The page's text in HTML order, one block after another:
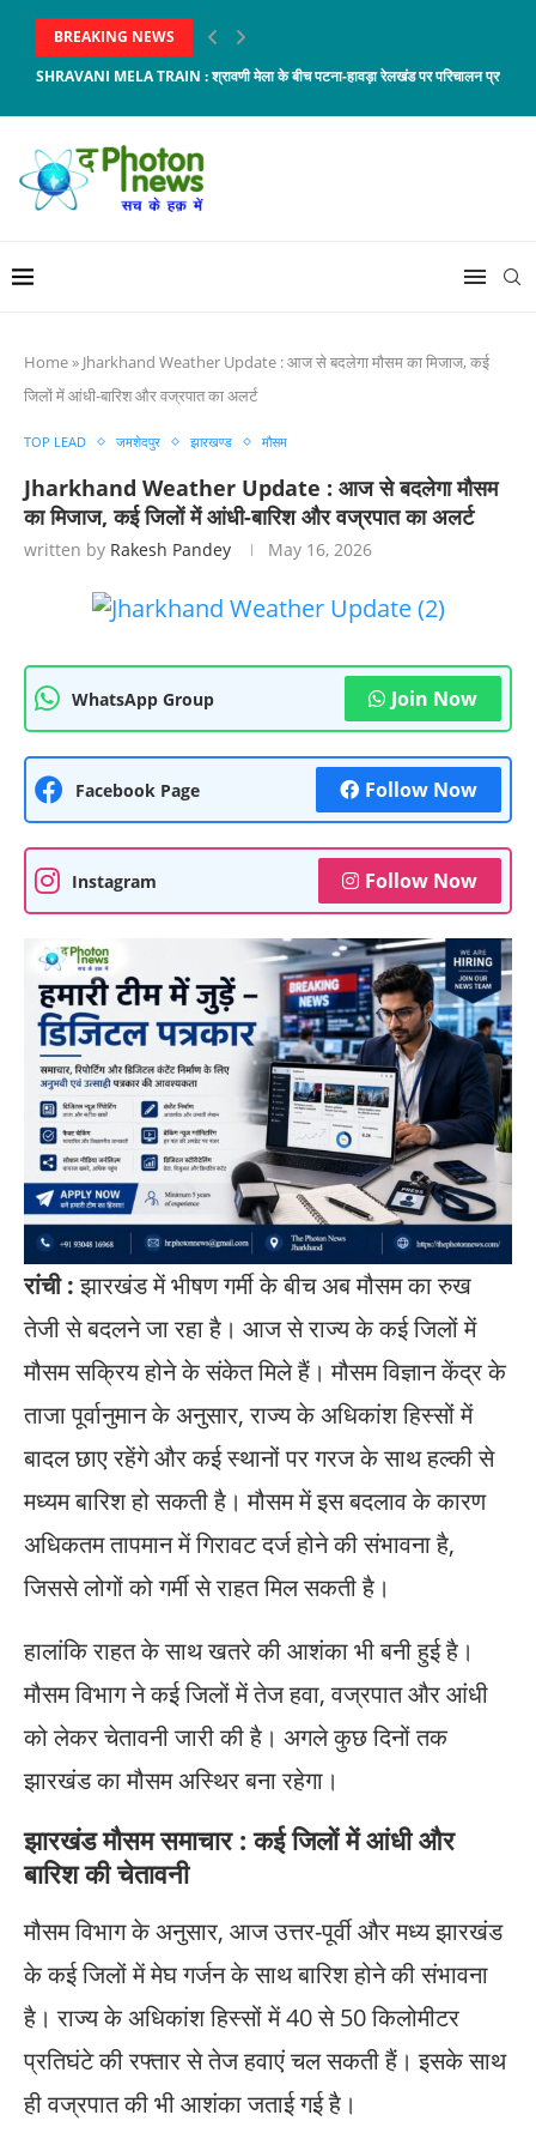
BREAKING NEWS
SHRAVANI MELA TRAIN : श्रावणी मेला के बीच पटना-हावड़ा रेलखंड पर परिचालन
Home» Jharkhand Weather Update : आज से बदलेगा मौसम का मिजाज, कई
जिलों में आंधी-बारिश और वज्रपात का अलर्ट
TOP LEAD जमशेदपुर झारखण्ड मौसम
Jharkhand Weather Update : आज से बदलेगा मौसम
का मिजाज, कई जिलों में आंधी-बारिश और वज्रपात का अलर्ट
written by Rakesh Pandey May 16, 2026
WhatsApp Group Join Now
Facebook Page Follow Now
Instagram Follow Now
रांची :झारखंड में भीषण गर्मी के बीच अब मौसम का रुख
तेजी से बदलने जा रहा है। आज से राज्य के कई जिलों में
मौसम सक्रिय होने के संकेत मिले हैं। मौसम विज्ञान केंद्र के
ताजा पूर्वानुमान के अनुसार, राज्य के अधिकांश हिस्सों में
बादल छाए रहेंगे और कई स्थानों पर गरज के साथ हल्की से
मध्यम बारिश हो सकती है। मौसम में इस बदलाव के कारण
अधिकतम तापमान में गिरावट दर्ज होने की संभावना है,
जिससे लोगों को गर्मी से राहत मिल सकती है।
हालांकि राहत के साथ खतरे की आशंका भी बनी हुई है।
मौसम विभाग ने कई जिलों में तेज हवा, वज्रपात और आंधी
को लेकर चेतावनी जारी की है। अगले कुछ दिनों तक
झारखंड का मौसम अस्थिर बना रहेगा।
झारखंड मौसम समाचार : कई जिलों में आंधी और
बारिश की चेतावनी
मौसम विभाग के अनुसार, आज उत्तर-पूर्वी और मध्य झारखंड
के कई जिलों में मेघ गर्जन के साथ बारिश होने की संभावना
है। राज्य के अधिकांश हिस्सों में 40 से 50 किलोमीटर
प्रतिघंटे की रफ्तार से तेज हवाएं चल सकती हैं। इसके साथ
ही वज्रपात की भी आशंका जताई गई है।